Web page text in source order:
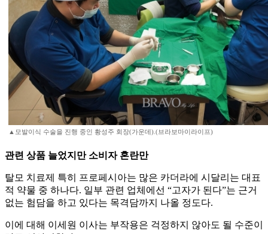
▲모발이식 수술을 진행 중인 황성주 회장(가운데).(브라보마이라이프)
관련 상품 늘었지만 소비자 혼란만
탈모 치료제 특히 프로페시아는 많은 카더라에 시달리는 대표
적 약물 중 하나다. 일부 관련 업체에선 “고자가 된다”는 근거
없는 험담을 하고 있다는 목격담까지 나올 정도다.
이에 대해 이세원 이사는 부작용은 걱정하지 않아도 될 수준이